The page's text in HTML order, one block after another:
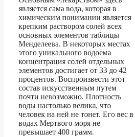
является сама вода, которая в
химическим понимании является
крепким раствором солей всех
основных элементов таблицы
Менделеева. В некоторых местах
этого уникального водоема
концентрация солей отдельных
элементов достигает от 33 до 42
процентов. Воспроизвести этот
состав искусственным путем
почти невозможно. Плотность
воды настолько велика, что
человек на ней не тонет. Его вес в
водах Мертвого моря не
превышает 400 грамм.